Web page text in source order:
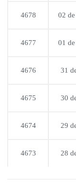
4678 02
4677 01
4676 31
4675 30
4674 29
4673 28